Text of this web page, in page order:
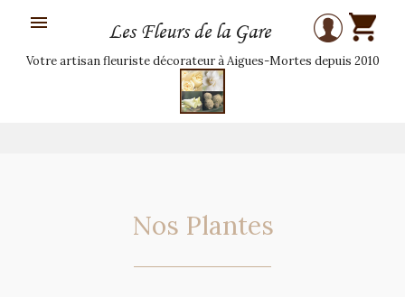
 Les Fleurs de la Gare
Votre artisan fleuriste décorateur à Aigues-Mortes depuis 2010
Nos Plantes